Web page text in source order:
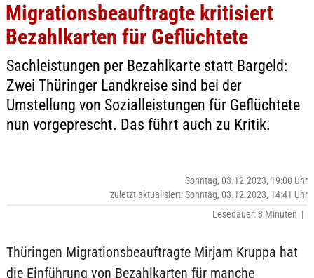
Migrationsbeauftragte kritisiert
Bezahlkarten für Geflüchtete
Sachleistungen per Bezahlkarte statt Bargeld:
Zwei Thüringer Landkreise sind bei der
Umstellung von Sozialleistungen für Geflüchtete
nun vorgeprescht. Das führt auch zu Kritik.
Sonntag, 03.12.2023, 19:00 Uhr
zuletzt aktualisiert: Sonntag, 03.12.2023, 14:41 Uhr
Lesedauer: 3 Minuten |
Thüringen Migrationsbeauftragte Mirjam Kruppa hat
die Einführung von Bezahlkarten für manche